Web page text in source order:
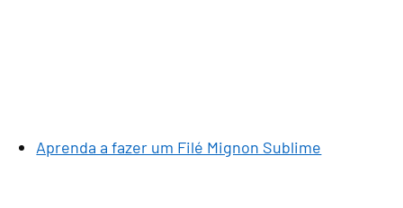
Aprenda a fazer um Filé Mignon Sublime